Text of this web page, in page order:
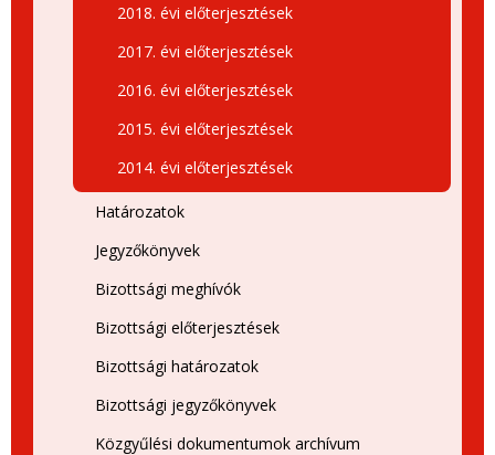
2018. évi előterjesztések
2017. évi előterjesztések
2016. évi előterjesztések
2015. évi előterjesztések
2014. évi előterjesztések
Határozatok
Jegyzőkönyvek
Bizottsági meghívók
Bizottsági előterjesztések
Bizottsági határozatok
Bizottsági jegyzőkönyvek
Közgyűlési dokumentumok archívum